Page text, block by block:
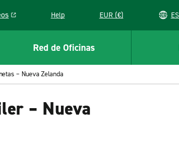
in a new window
Help EUR (€)
Red de Oficinas
– Nueva Zelanda
– Nueva